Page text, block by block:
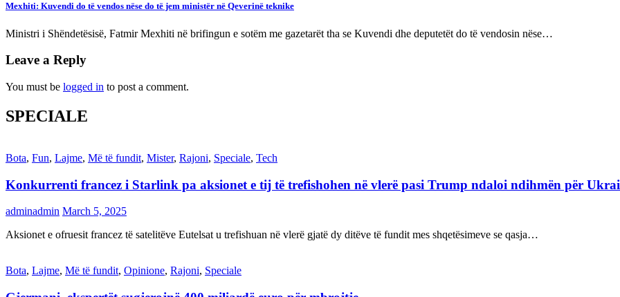
Mexhiti: Kuvendi do të vendos nëse do të jem ministër në Qeverinë teknike
Ministri i Shëndetësisë, Fatmir Mexhiti në brifingun e sotëm me gazetarët tha se Kuvendi dhe deputetët do të vendosin nëse…
Leave a Reply
You must be logged in to post a comment.
SPECIALE
Bota, Fun, Lajme, Më të fundit, Mister, Rajoni, Speciale, Tech
Konkurrenti francez i Starlink pa aksionet e tij të trefishohen në vlerë pasi Trump ndaloi ndihmën për
adminadmin March 5, 2025
Aksionet e ofruesit francez të satelitëve Eutelsat u trefishuan në vlerë gjatë dy ditëve të fundit mes shqetësimeve se qasja…
Bota, Lajme, Më të fundit, Opinione, Rajoni, Speciale